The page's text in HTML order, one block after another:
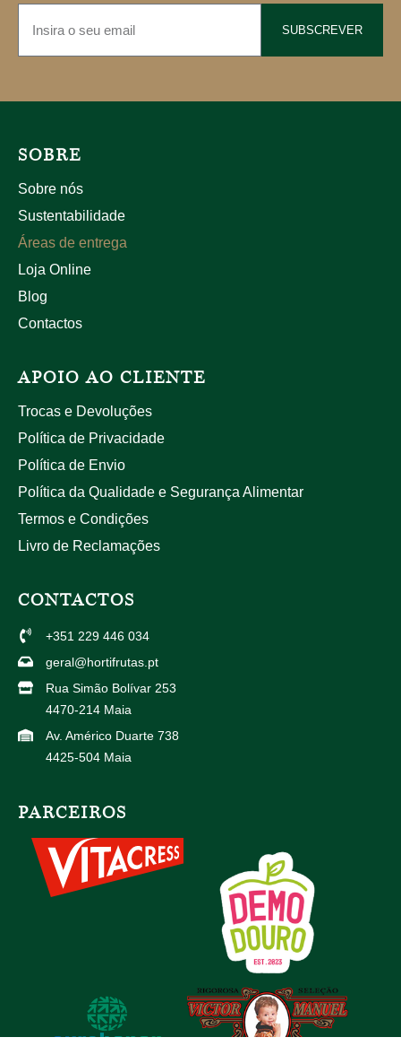
SUBSCREVER
SOBRE
Sobre nós
Sustentabilidade
Áreas de entrega
Loja Online
Blog
Contactos
APOIO AO CLIENTE
Trocas e Devoluções
Política de Privacidade
Política de Envio
Política da Qualidade e Segurança Alimentar
Termos e Condições
Livro de Reclamações
CONTACTOS
+351 229 446 034
geral@hortifrutas.pt
Rua Simão Bolívar 253
4470-214 Maia
Av. Américo Duarte 738
4425-504 Maia
PARCEIROS